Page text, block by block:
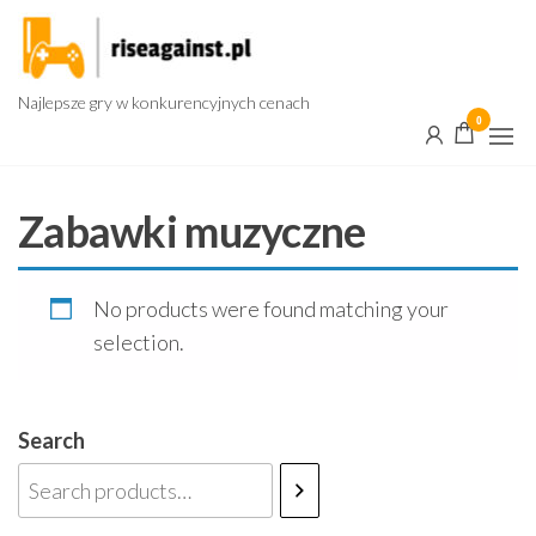
Przejdź
treści
Najlepsze gry w konkurencyjnych cenach
0
Zabawki muzyczne
No products were found matching your
selection.
Search